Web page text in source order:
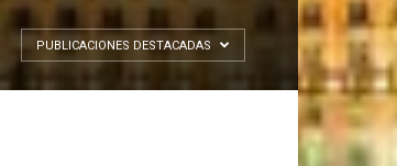
PUBLICACIONES DESTACADAS